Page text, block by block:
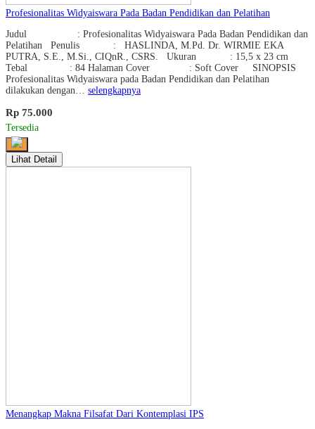
Profesionalitas Widyaiswara Pada Badan Pendidikan dan Pelatihan
Judul : Profesionalitas Widyaiswara Pada Badan Pendidikan dan
Pelatihan Penulis : HASLINDA, M.Pd. Dr. WIRMIE EKA
PUTRA, S.E., M.Si., CIQnR., CSRS. Ukuran : 15,5 x 23 cm
Tebal : 84 Halaman Cover : Soft Cover SINOPSIS
Profesionalitas Widyaiswara pada Badan Pendidikan dan Pelatihan
dilakukan dengan… selengkapnya
Rp 75.000
Tersedia
Lihat Detail
Menangkap Makna Filsafat Dari Kontemplasi IPS